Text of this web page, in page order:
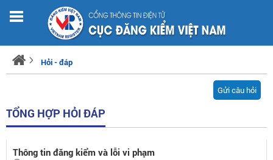
Hỏi - đáp
Gửi câu hỏi
TỔNG HỢP HỎI ĐÁP
Thông tin đăng kiểm và lỗi vi phạm